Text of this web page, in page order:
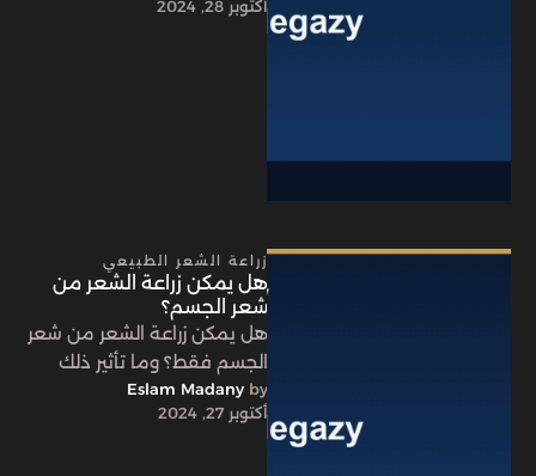
المانحة بعد الزراعة؟ هل
أكتوبر 28, 2024
زراعة الشعر الطبيعي
هل يمكن زراعة الشعر من
شعر الجسم؟
هل يمكن زراعة الشعر من شعر
الجسم فقط؟ وما تأثير ذلك
على نجاح الإجراء؟ هل تختلف
خصائص الشعر …
by
Eslam Madany
أكتوبر 27, 2024